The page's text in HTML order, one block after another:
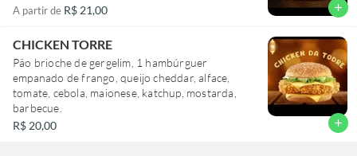
A partir de R$ 21,00 add
CHICKEN TORRE
Pão brioche de gergelim, 1 hambúrguer
empanado de frango, queijo cheddar, alface,
tomate, cebola, maionese, katchup, mostarda,
barbecue.
R$ 20,00
add